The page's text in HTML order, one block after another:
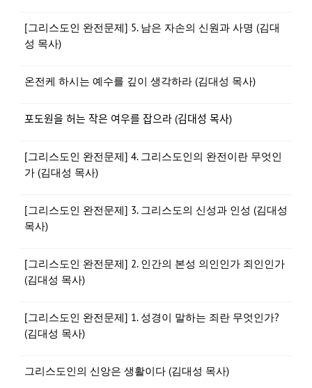
[그리스도인 완전문제] 5. 남은 자손의 신원과 사명 (김대
성 목사)
온전케 하시는 예수를 깊이 생각하라 (김대성 목사)
포도원을 허는 작은 여우를 잡으라 (김대성 목사)
[그리스도인 완전문제] 4. 그리스도인의 완전이란 무엇인
가 (김대성 목사)
[그리스도인 완전문제] 3. 그리스도의 신성과 인성 (김대성
목사)
[그리스도인 완전문제] 2. 인간의 본성 의인인가 죄인인가
(김대성 목사)
[그리스도인 완전문제] 1. 성경이 말하는 죄란 무엇인가?
(김대성 목사)
그리스도인의 신앙은 생활이다 (김대성 목사)